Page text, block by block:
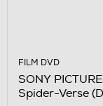
FILM DVD
SONY
Spider-Verse